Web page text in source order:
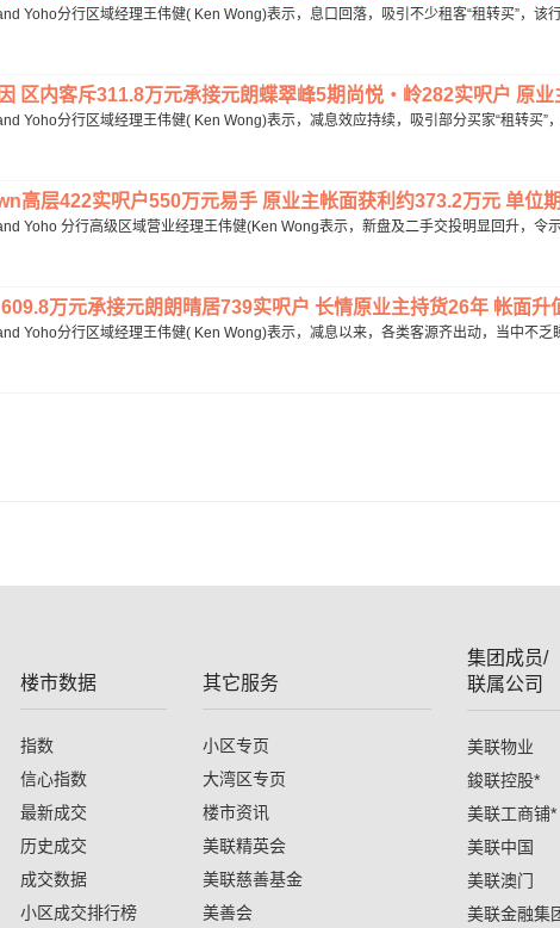
Yoho分行区域经理王伟健( Ken Wong)表示，息口回落，吸引不少租客“租转买”，该
区内客斥311.8万元承接元朗蝶翠峰5期尚悦‧岭282实呎户 原业
Yoho分行区域经理王伟健( Ken Wong)表示，减息效应持续，吸引部分买家“租转买”
高层422实呎户550万元易手 原业主帐面获利约373.2万元 单位
Yoho 分行高级区域营业经理王伟健(Ken Wong表示，新盘及二手交投明显回升，令
万元承接元朗朗晴居739实呎户 长情原业主持货26年 帐面升
Yoho分行区域经理王伟健( Ken Wong)表示，减息以来，各类客源齐出动，当中不乏
楼市数据
指数
信心指数
最新成交
历史成交
成交数据
小区成交排行榜
其它服务
小区专页
大湾区专页
楼市资讯
美联精英会
美联慈善基金
美善会
集团成员/
联属公司
美联物业
鋑联控股*
美联工商铺*
美联中国
美联澳门
美联金融集